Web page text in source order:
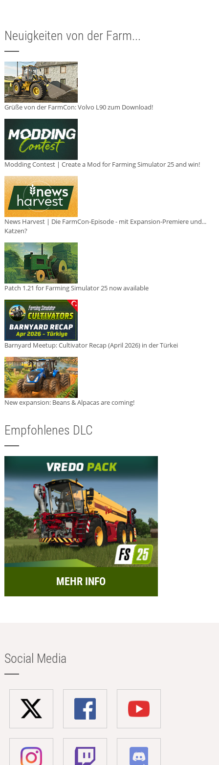
Neuigkeiten von der Farm...
Grüße von der FarmCon: Volvo L90 zum Download!
Modding Contest | Create a Mod for Farming Simulator 25 and win!
News Harvest | Die FarmCon-Episode - mit Expansion-Premiere und...
Katzen?
Patch 1.21 for Farming Simulator 25 now available
Barnyard Meetup: Cultivator Recap (April 2026) in der Türkei
New expansion: Beans & Alpacas are coming!
Empfohlenes DLC
MEHR INFO
Social Media